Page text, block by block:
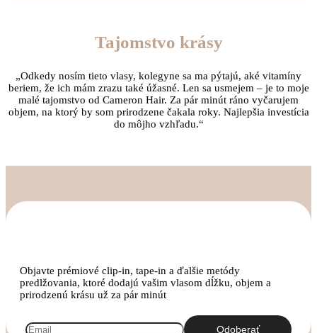
Tajomstvo krásy
„Odkedy nosím tieto vlasy, kolegyne sa ma pýtajú, aké vitamíny
beriem, že ich mám zrazu také úžasné. Len sa usmejem – je to moje
malé tajomstvo od Cameron Hair. Za pár minút ráno vyčarujem
objem, na ktorý by som prirodzene čakala roky. Najlepšia investícia
do môjho vzhľadu.“
Objavte prémiové clip-in, tape-in a ďalšie metódy
predlžovania, ktoré dodajú vašim vlasom dĺžku, objem a
prirodzenú krásu už za pár minút